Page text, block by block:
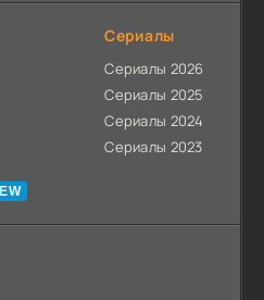
Сериалы
Сериалы 2026
Сериалы 2025
Сериалы 2024
Сериалы 2023